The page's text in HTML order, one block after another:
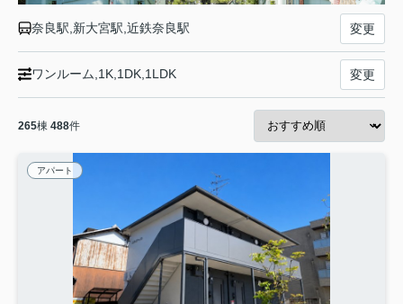
奈良駅,新大宮駅,近鉄奈良駅 変更
ワンルーム,1K,1DK,1LDK 変更
265棟 488件
アパート